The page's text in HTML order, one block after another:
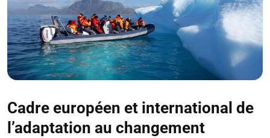
Cadre européen et international de
l’adaptation au changement